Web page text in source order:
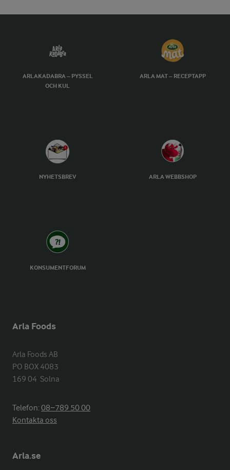
ARLAKADABRA – PYSSEL
OCH KUL
ARLA MAT – RECEPTAPP
NYHETSBREV ARLA WEBBSHOP
KONSUMENTFORUM
Arla Foods
Arla Foods AB
PO BOX 4083
169 04  Solna
Telefon:08−789 50 00
Kontakta oss
Arla.se